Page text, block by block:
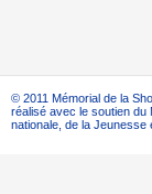
© 2011 Mémorial de la
réalisé avec le soutien du
nationale, de la Jeunesse